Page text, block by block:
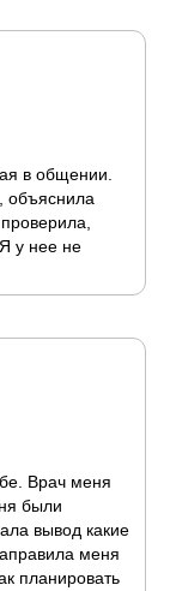
в общении.
объяснила
у нее не
Врач меня
были
вывод какие
меня
планировать